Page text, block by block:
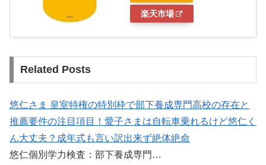
楽天市場
Related Posts
悠仁さま 皇室特権の特別枠で部下養成専門高校の存在と
推薦要件の注目項目！愛子さまは自転車乗れるけど悠仁く
ん大丈夫？成年式も言い訳出来ず絶体絶命
悠仁個別学力検査：部下養成専門…